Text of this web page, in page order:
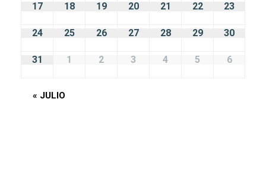
17 18 19 20 21 22 23
24 25 26 27 28 29 30
31 1 2 3 4 5 6
« JULIO